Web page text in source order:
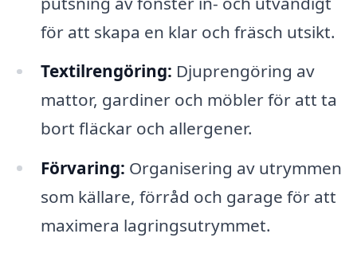
för att skapa en klar och fräsch utsikt.
Textilrengöring: Djuprengöring av
mattor, gardiner och möbler för att ta
bort fläckar och allergener.
Förvaring: Organisering av utrymmen
som källare, förråd och garage för att
maximera lagringsutrymmet.